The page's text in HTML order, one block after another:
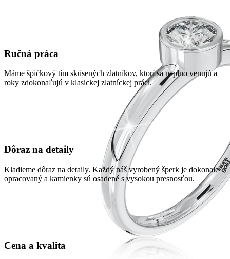
Ručná práca
Máme špičkový tím skúsených zlatníkov, ktorí sa naplno venujú a
roky zdokonaľujú v klasickej zlatníckej práci.
Dôraz na detaily
Kladieme dôraz na detaily. Každý náš vyrobený šperk je dokonale
opracovaný a kamienky sú osadené s vysokou presnosťou.
Cena a kvalita